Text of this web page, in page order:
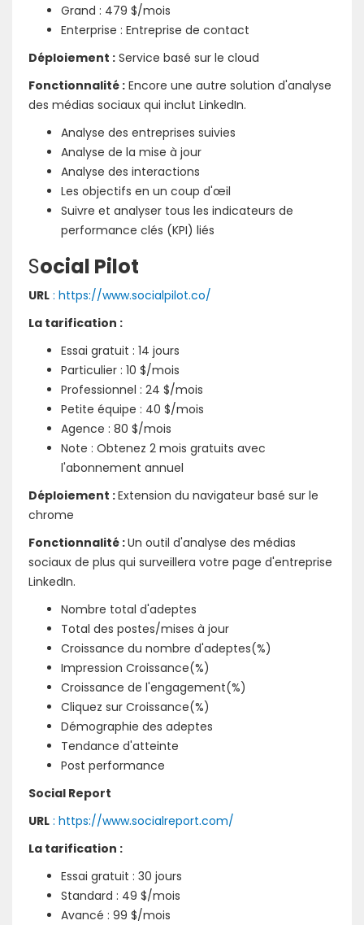
Grand : 479 $/mois
Enterprise : Entreprise de contact
Déploiement : Service basé sur le cloud
Fonctionnalité : Encore une autre solution d'analyse
des médias sociaux qui inclut LinkedIn.
Analyse des entreprises suivies
Analyse de la mise à jour
Analyse des interactions
Les objectifs en un coup d'œil
Suivre et analyser tous les indicateurs de
performance clés (KPI) liés
Social Pilot
URL : https://www.socialpilot.co/
La tarification :
Essai gratuit : 14 jours
Particulier : 10 $/mois
Professionnel : 24 $/mois
Petite équipe : 40 $/mois
Agence : 80 $/mois
Note : Obtenez 2 mois gratuits avec
l'abonnement annuel
Déploiement :Extension du navigateur basé sur le
chrome
Fonctionnalité :Un outil d'analyse des médias
sociaux de plus qui surveillera votre page d'entreprise
LinkedIn.
Nombre total d'adeptes
Total des postes/mises à jour
Croissance du nombre d'adeptes(%)
Impression Croissance(%)
Croissance de l'engagement(%)
Cliquez sur Croissance(%)
Démographie des adeptes
Tendance d'atteinte
Post performance
Social Report
URL : https://www.socialreport.com/
La tarification :
Essai gratuit : 30 jours
Standard : 49 $/mois
Avancé : 99 $/mois